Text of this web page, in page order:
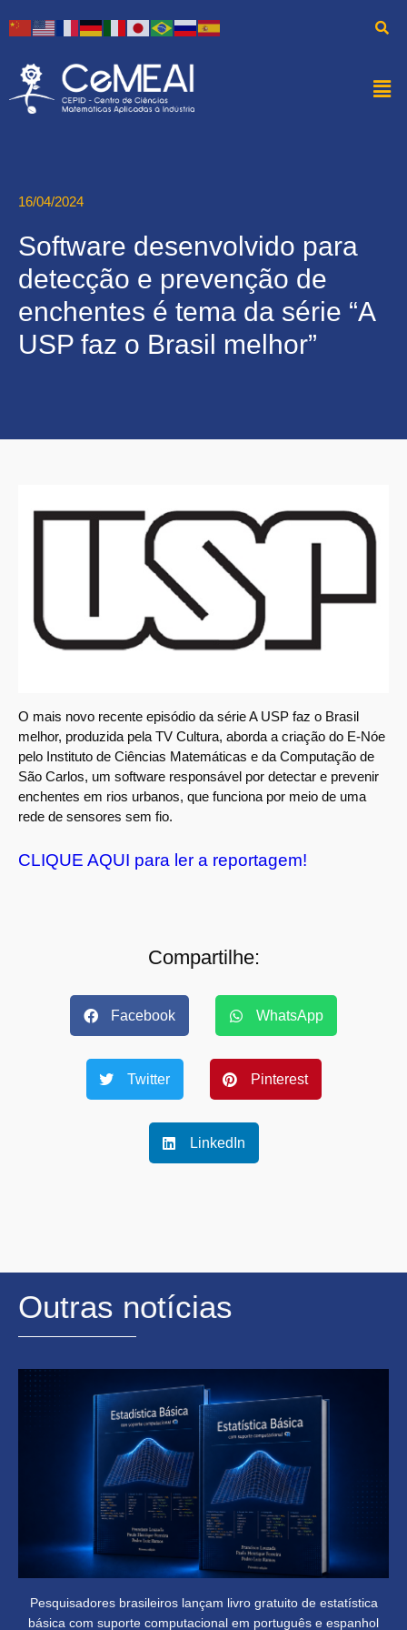
16/04/2024
Software desenvolvido para
detecção e prevenção de
enchentes é tema da série “A
USP faz o Brasil melhor”
O mais novo recente episódio da série A USP faz o Brasil
melhor, produzida pela TV Cultura, aborda a criação do E-Nóe
pelo Instituto de Ciências Matemáticas e da Computação de
São Carlos, um software responsável por detectar e prevenir
enchentes em rios urbanos, que funciona por meio de uma
rede de sensores sem fio.
CLIQUE AQUI para ler a reportagem!
Compartilhe:
Facebook WhatsApp
Twitter Pinterest
LinkedIn
Outras notícias
Pesquisadores brasileiros lançam livro gratuito de estatística
básica com suporte computacional em português e espanhol